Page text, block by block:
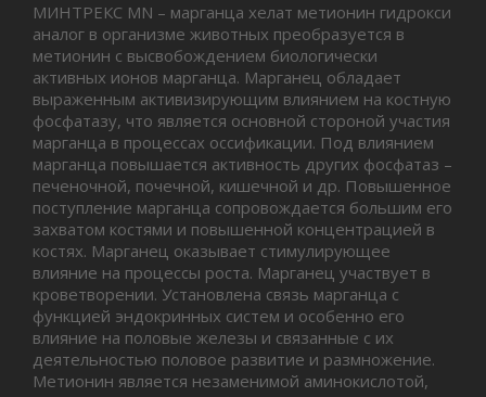
МИНТРЕКС MN – марганца хелат метионин гидрокси
аналог в организме животных преобразуется в
метионин с высвобождением биологически
активных ионов марганца. Марганец обладает
выраженным активизирующим влиянием на костную
фосфатазу, что является основной стороной участия
марганца в процессах оссификации. Под влиянием
марганца повышается активность других фосфатаз –
печеночной, почечной, кишечной и др. Повышенное
поступление марганца сопровождается большим его
захватом костями и повышенной концентрацией в
костях. Марганец оказывает стимулирующее
влияние на процессы роста. Марганец участвует в
кроветворении. Установлена связь марганца с
функцией эндокринных систем и особенно его
влияние на половые железы и связанные с их
деятельностью половое развитие и размножение.
Метионин является незаменимой аминокислотой,